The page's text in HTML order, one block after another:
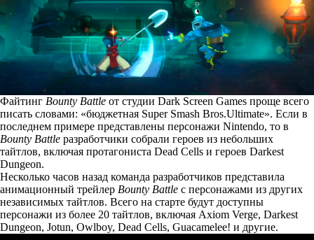
Файтинг Bounty Battle от студии Dark Screen Games проще всего
писать словами: «бюджетная Super Smash Bros.Ultimate». Если в
последнем примере представлены персонажи Nintendo, то в
Bounty Battle разработчики собрали героев из небольших
тайтлов, включая протагониста Dead Cells и героев Darkest
Dungeon.
Несколько часов назад команда разработчиков представила
анимационный трейлер Bounty Battle с персонажами из других
независимых тайтлов. Всего на старте будут доступны
персонажи из более 20 тайтлов, включая Axiom Verge, Darkest
Dungeon, Jotun, Owlboy, Dead Cells, Guacamelee! и другие.